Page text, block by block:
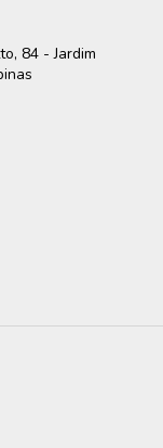
84 - Jardim